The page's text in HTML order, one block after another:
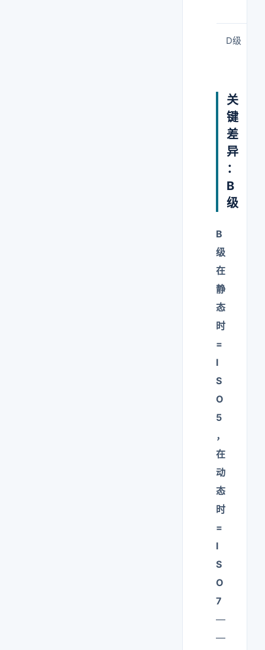
D级
关
键
差
异
：
B
级
B
级
在
静
态
时
=
I
S
O
5
，
在
动
态
时
=
I
S
O
7
—
—